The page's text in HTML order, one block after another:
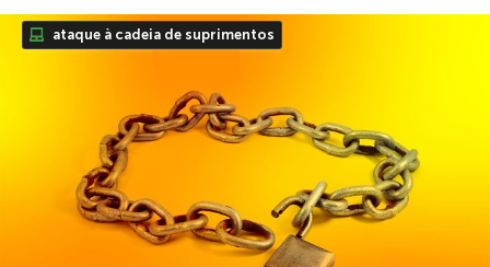
ataque à cadeia de suprimentos